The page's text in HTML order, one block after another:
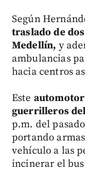
Según
traslado de
Medellín, y
ambulancias
hacia centros
Este
guerrilleros
p.m. del
portando
vehículo a las
incinerar el